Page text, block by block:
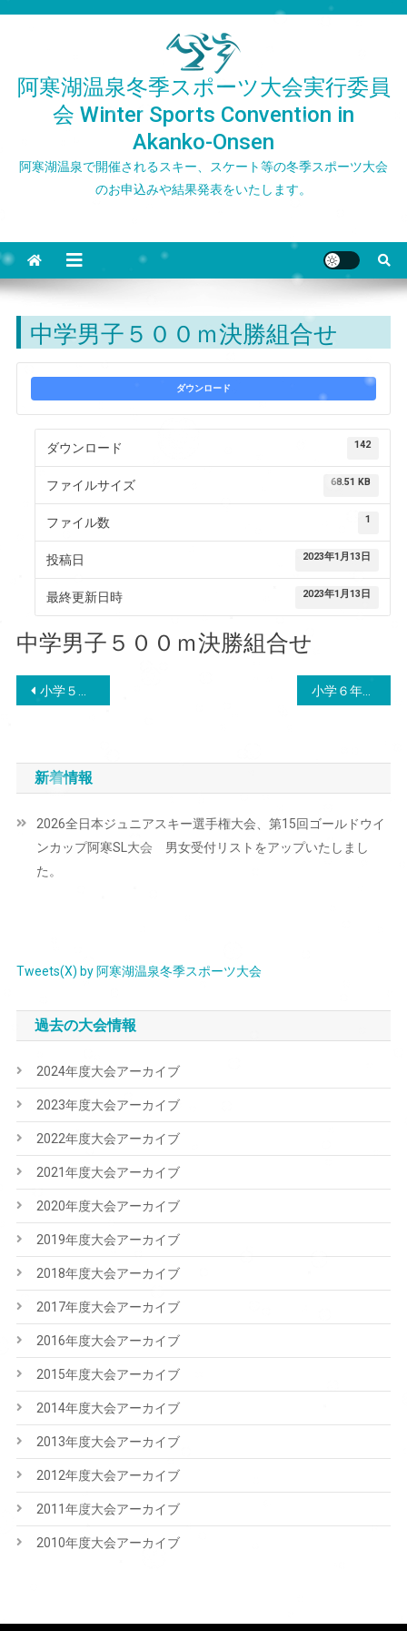
阿寒湖温泉冬季スポーツ大会実行委員
会 Winter Sports Convention in
Akanko-Onsen
阿寒湖温泉で開催されるスキー、スケート等の冬季スポーツ大会
のお申込みや結果発表をいたします。
中学男子５００ｍ決勝組合せ
ダウンロード
ダウンロード 142
ファイルサイズ 68.51 KB
ファイル数 1
投稿日 2023年1月13日
最終更新日時 2023年1月13日
中学男子５００ｍ決勝組合せ
投
ナ
ビ
ゲ
ー
ン
小学５年女子５００ｍ決勝組合せ
新着情報
2026全日本ジュニアスキー選手権大会、第15回ゴールドウイ
ンカップ阿寒SL大会 男女受付リストをアップいたしまし
た。
Tweets(X) by 阿寒湖温泉冬季スポーツ大会
過去の大会情報
2024年度大会アーカイブ
2023年度大会アーカイブ
2022年度大会アーカイブ
2021年度大会アーカイブ
2020年度大会アーカイブ
2019年度大会アーカイブ
2018年度大会アーカイブ
2017年度大会アーカイブ
2016年度大会アーカイブ
2015年度大会アーカイブ
2014年度大会アーカイブ
2013年度大会アーカイブ
2012年度大会アーカイブ
2011年度大会アーカイブ
2010年度大会アーカイブ